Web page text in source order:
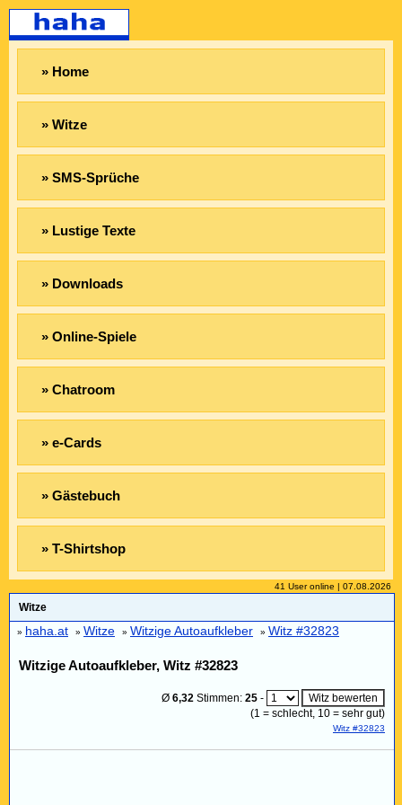
» Home
» Witze
» SMS-Sprüche
» Lustige Texte
» Downloads
» Online-Spiele
» Chatroom
» e-Cards
» Gästebuch
» T-Shirtshop
41 User online | 07.08.2026
Witze
» haha.at » Witze » Witzige Autoaufkleber » Witz #32823
Witzige Autoaufkleber, Witz #32823
Ø 6,32 Stimmen: 25 -
(1 = schlecht, 10 = sehr gut)
Witz #32823